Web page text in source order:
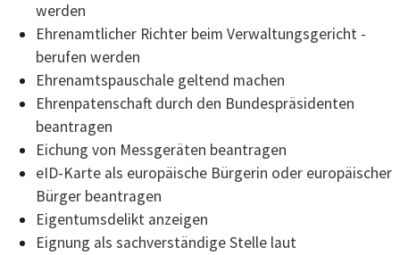
werden
Ehrenamtlicher Richter beim Verwaltungsgericht -
berufen werden
Ehrenamtspauschale geltend machen
Ehrenpatenschaft durch den Bundespräsidenten
beantragen
Eichung von Messgeräten beantragen
eID-Karte als europäische Bürgerin oder europäischer
Bürger beantragen
Eigentumsdelikt anzeigen
Eignung als sachverständige Stelle laut